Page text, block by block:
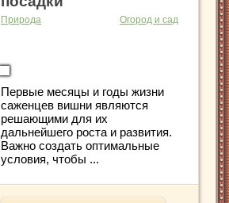
Природа Огород и сад
Первые месяцы и годы жизни
саженцев вишни являются
решающими для их
дальнейшего роста и развития.
Важно создать оптимальные
условия, чтобы ...